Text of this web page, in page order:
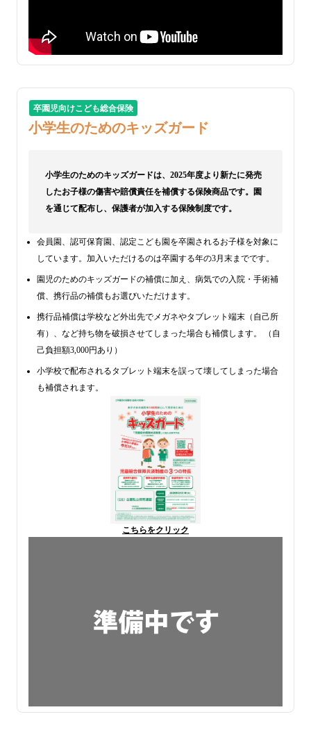
卒園児向けこども総合保険
小学生のためのキッズガード
小学生のためのキッズガードは、2025年度より新たに発売
したお子様の傷害や賠償責任を補償する保険商品です。園
を通じて配布し、保護者が加入する保険制度です。
会員園、認可保育園、認定こども園を卒園されるお子様を対象に
しています。加入いただけるのは卒園する年の3月末までです。
園児のためのキッズガードの補償に加え、病気での入院・手術補
償、携行品の補償もお選びいただけます。
携行品補償は学校など外出先でメガネやタブレット端末（自己所
有）、など持ち物を破損させてしまった場合も補償します。 （自
己負担額3,000円あり）
小学校で配布されるタブレット端末を誤って壊してしまった場合
も補償されます。
こちらをクリック